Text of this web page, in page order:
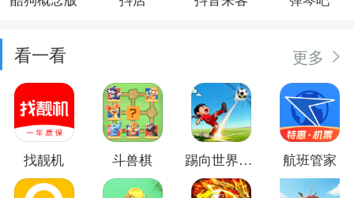
看一看 更多
找靓机 斗兽棋 踢向世界尽头 航班管家